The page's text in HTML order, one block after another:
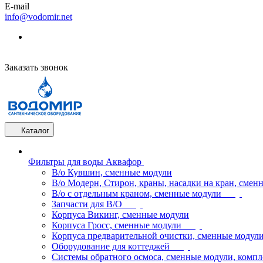
E-mail
info@vodomir.net
Заказать звонок
Каталог
Фильтры для воды Аквафор
В/о Кувшин, сменные модули
В/о Модерн, Стирон, краны, насадки на кран,
В/о с отдельным краном, сменные модули
Запчасти для В/О
Корпуса Викинг, сменные модули
Корпуса Гросс, сменные модули
Корпуса предварительной очистки, сменные модули
Оборудование для коттеджей
Системы обратного осмоса, сменные модули,